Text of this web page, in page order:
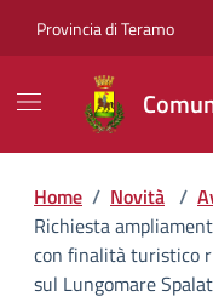
Provincia di Teramo
Home / Novità /
Richiesta
con finalità turistico
sul Lungomare